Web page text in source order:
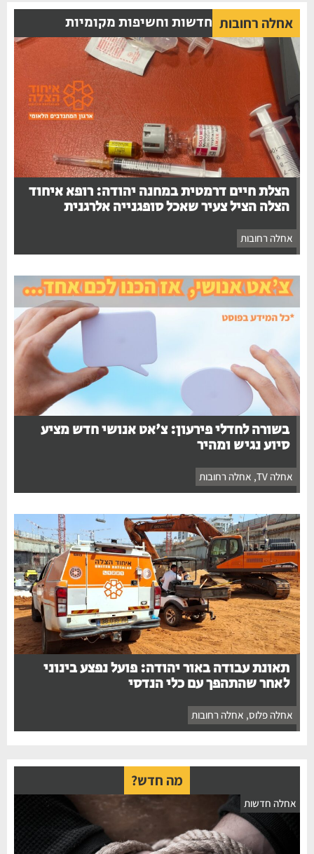
אחלה רחובות חדשות וחשיפות מקומיות
הצלת חיים דרמטית במחנה יהודה: רופא איחוד
הצלה הציל צעיר שאכל סופגנייה אלרגנית
אחלה רחובות
בשורה לחדלי פירעון: צ'אט אנושי חדש מציע
סיוע נגיש ומהיר
אחלה TV , אחלה רחובות
תאונת עבודה באור יהודה: פועל נפצע בינוני
לאחר שהתהפך עם כלי הנדסי
אחלה פלוס, אחלה רחובות
מה חדש?
אחלה חדשות